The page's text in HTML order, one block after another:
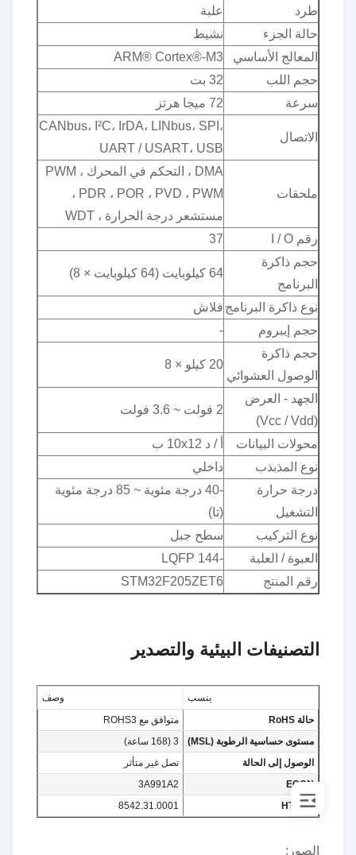
طرد
علبة
حالة الجزء
نشيط
المعالج الأساسي
ARM® Cortex®-M3
حجم اللب
32 بت
سرعة
72 ميجا هرتز
الاتصال
CANbus، I²C، IrDA، LINbus، SPI،
UART / USART، USB
ملحقات
DMA ، التحكم في المحرك PWM ،
PDR ، POR ، PVD ، PWM ،
مستشعر درجة الحرارة ، WDT
رقم I / O
37
حجم ذاكرة
البرنامج
64 كيلوبايت (64 كيلوبايت × 8)
نوع ذاكرة البرنامج فلاش
حجم إيبروم
-
حجم ذاكرة
الوصول العشوائي
20 كيلو × 8
الجهد - العرض
(Vcc / Vdd)
2 فولت ~ 3.6 فولت
محولات البيانات
أ / د 10x12 ب
نوع المذبذب
داخلي
درجة حرارة
التشغيل
-40 درجة مئوية ~ 85 درجة مئوية
(تا)
نوع التركيب
سطح جبل
العبوة / العلبة
-144 LQFP
رقم المنتج
STM32F205ZET6
التصنيفات البيئية والتصدير
ينسب
وصف
حالة RoHS
متوافق مع ROHS3
مستوى حساسية الرطوبة (MSL)
3 (168 ساعة)
الوصول إلى الحالة
تصل غير متأثر
ECCN
3A991A2
HTSUS
8542.31.0001
الصور: